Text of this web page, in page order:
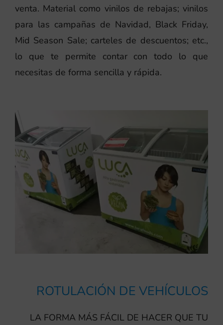
venta. Material como vinilos de rebajas; vinilos
para las campañas de Navidad, Black Friday,
Mid Season Sale; carteles de descuentos; etc.,
lo que te permite contar con todo lo que
necesitas de forma sencilla y rápida.
ROTULACIÓN DE VEHÍCULOS
LA FORMA MÁS FÁCIL DE HACER QUE TU